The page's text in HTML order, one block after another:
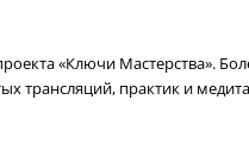
«Ключи Мастерства».
трансляций, практик и